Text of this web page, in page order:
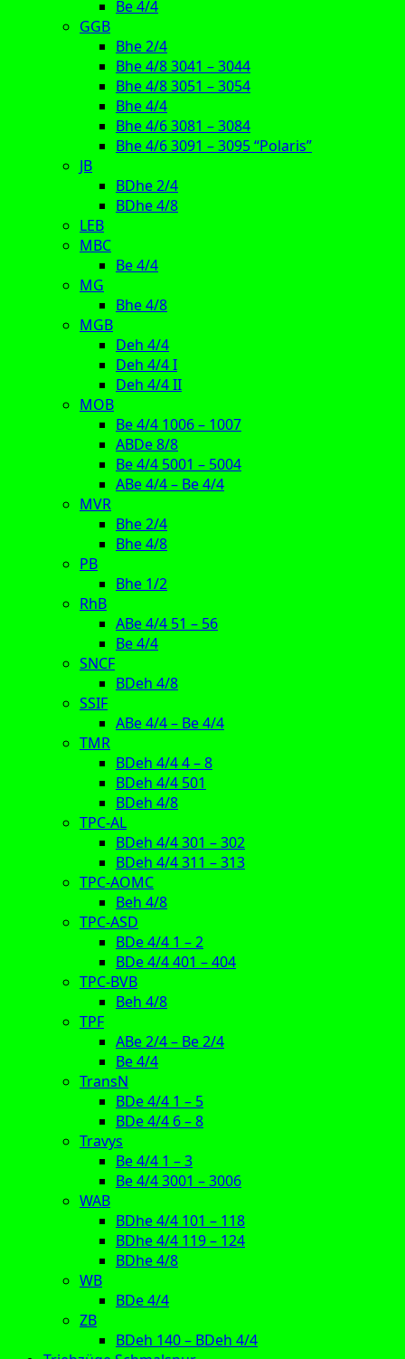
Be 4/4
GGB
Bhe 2/4
Bhe 4/8 3041 – 3044
Bhe 4/8 3051 – 3054
Bhe 4/4
Bhe 4/6 3081 – 3084
Bhe 4/6 3091 – 3095 “Polaris”
JB
BDhe 2/4
BDhe 4/8
LEB
MBC
Be 4/4
MG
Bhe 4/8
MGB
Deh 4/4
Deh 4/4 I
Deh 4/4 II
MOB
Be 4/4 1006 – 1007
ABDe 8/8
Be 4/4 5001 – 5004
ABe 4/4 – Be 4/4
MVR
Bhe 2/4
Bhe 4/8
PB
Bhe 1/2
RhB
ABe 4/4 51 – 56
Be 4/4
SNCF
BDeh 4/8
SSIF
ABe 4/4 – Be 4/4
TMR
BDeh 4/4 4 – 8
BDeh 4/4 501
BDeh 4/8
TPC-AL
BDeh 4/4 301 – 302
BDeh 4/4 311 – 313
TPC-AOMC
Beh 4/8
TPC-ASD
BDe 4/4 1 – 2
BDe 4/4 401 – 404
TPC-BVB
Beh 4/8
TPF
ABe 2/4 – Be 2/4
Be 4/4
TransN
BDe 4/4 1 – 5
BDe 4/4 6 – 8
Travys
Be 4/4 1 – 3
Be 4/4 3001 – 3006
WAB
BDhe 4/4 101 – 118
BDhe 4/4 119 – 124
BDhe 4/8
WB
BDe 4/4
ZB
BDeh 140 – BDeh 4/4